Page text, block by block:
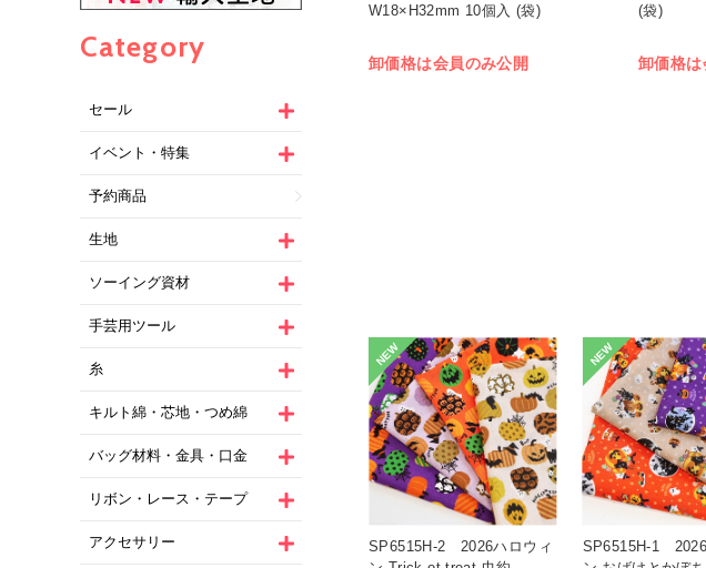
Category
セール
イベント・特集
予約商品
生地
ソーイング資材
手芸用ツール
糸
キルト綿・芯地・つめ綿
バッグ材料・金具・口金
リボン・レース・テープ
アクセサリー
W18×H32mm 10個入 (袋)
卸価格は会員のみ公開
(袋)
卸価格は
NEW
SP6515H-2 2026ハロウィ
NEW
SP6515H-1 2026